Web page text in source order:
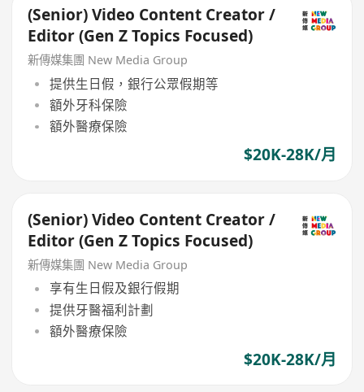
(Senior) Video Content Creator /
Editor (Gen Z Topics Focused)
新傳媒集團 New Media Group
提供生日假，銀行公眾假期等
額外牙科保險
額外醫療保險
$20K-28K/月
(Senior) Video Content Creator /
Editor (Gen Z Topics Focused)
新傳媒集團 New Media Group
享有生日假及銀行假期
提供牙醫福利計劃
額外醫療保險
$20K-28K/月